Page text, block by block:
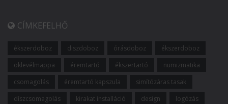
CÍMKEFELHŐ
ékszerdoboz diszdoboz órásdoboz
ékszerdoboz
oklevélmappa
éremtartó ékszertartó
numizmatika
csomagolás
éremtartó kapszula
simítózáras tasak
díszcsomagolás
kirakat installáció design logózás